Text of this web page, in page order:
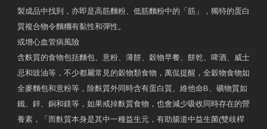
製成品中找到，亦即是高筋麵粉、低筋麵粉中的「筋」，獨特的蛋白
質複合物令麵糰有黏性和彈性。
或增心血管病風險
含麩質的食物包括麵包、意粉、薄餅、穀物早餐、餅乾、啤酒、威士
忌和豉油等，不少都屬常見的穀物類食物，萬侃提醒，全穀物食物如
全麥麵包和意粉等，除麩質外同時含有蛋白質、維他命B、礦物質如
鐵、鋅、銅和鎂等，如果戒掉麩質食物，也會減少吸收同時存在的營
養素，「而麩質本身是其中一種益生元，有助腸道中益生菌(雙歧桿